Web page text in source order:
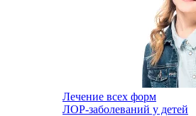
Лечение всех форм
ЛОР-заболеваний у детей